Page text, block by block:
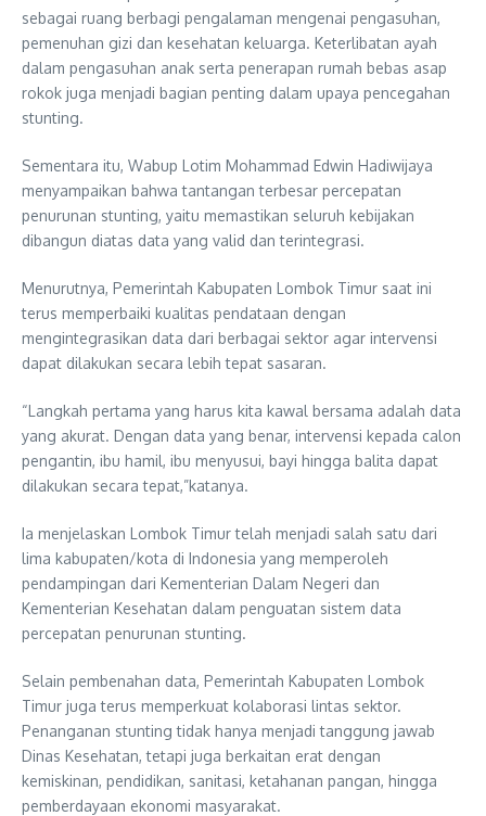
sebagai ruang berbagi pengalaman mengenai pengasuhan,
pemenuhan gizi dan kesehatan keluarga. Keterlibatan ayah
dalam pengasuhan anak serta penerapan rumah bebas asap
rokok juga menjadi bagian penting dalam upaya pencegahan
stunting.
Sementara itu, Wabup Lotim Mohammad Edwin Hadiwijaya
menyampaikan bahwa tantangan terbesar percepatan
penurunan stunting, yaitu memastikan seluruh kebijakan
dibangun diatas data yang valid dan terintegrasi.
Menurutnya, Pemerintah Kabupaten Lombok Timur saat ini
terus memperbaiki kualitas pendataan dengan
mengintegrasikan data dari berbagai sektor agar intervensi
dapat dilakukan secara lebih tepat sasaran.
“Langkah pertama yang harus kita kawal bersama adalah data
yang akurat. Dengan data yang benar, intervensi kepada calon
pengantin, ibu hamil, ibu menyusui, bayi hingga balita dapat
dilakukan secara tepat,”katanya.
Ia menjelaskan Lombok Timur telah menjadi salah satu dari
lima kabupaten/kota di Indonesia yang memperoleh
pendampingan dari Kementerian Dalam Negeri dan
Kementerian Kesehatan dalam penguatan sistem data
percepatan penurunan stunting.
Selain pembenahan data, Pemerintah Kabupaten Lombok
Timur juga terus memperkuat kolaborasi lintas sektor.
Penanganan stunting tidak hanya menjadi tanggung jawab
Dinas Kesehatan, tetapi juga berkaitan erat dengan
kemiskinan, pendidikan, sanitasi, ketahanan pangan, hingga
pemberdayaan ekonomi masyarakat.